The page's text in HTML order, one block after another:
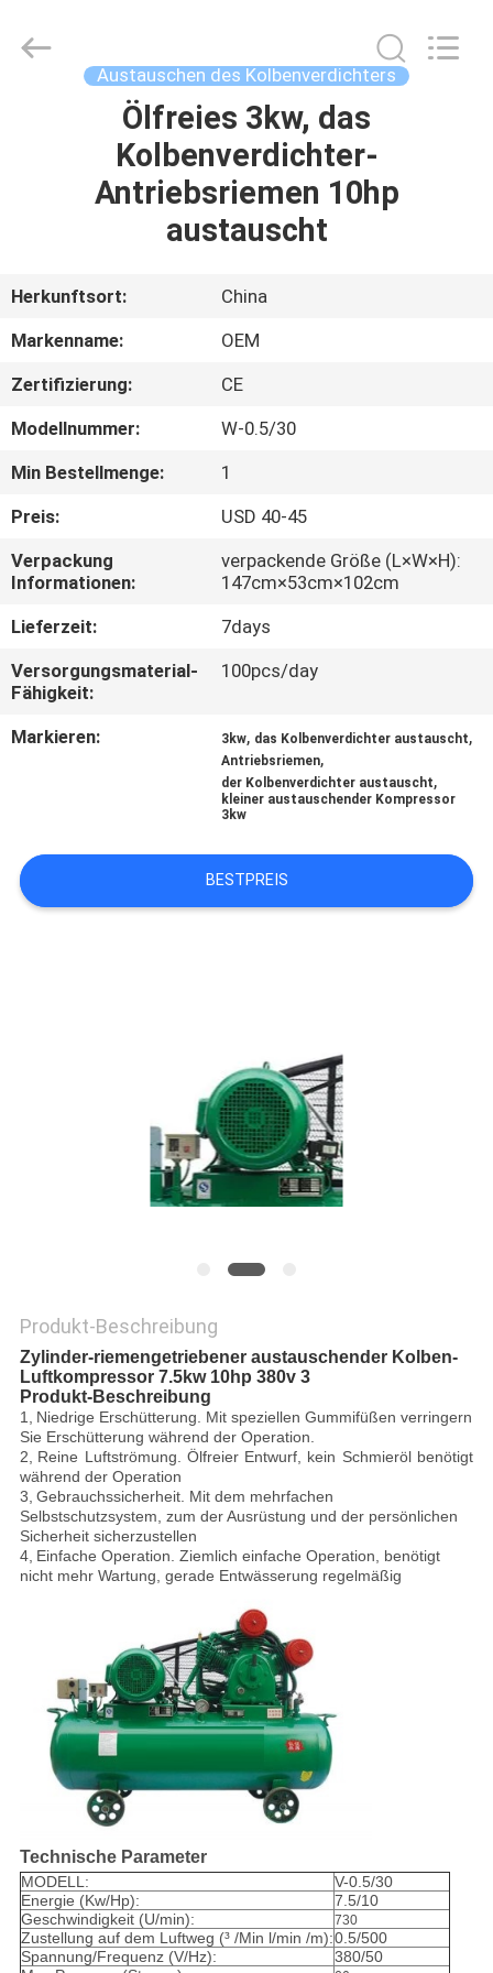
ÜBER
UNS
WERKSBESICHTIGUNG
QUALITÄTSKONTROLLE
KONTAKT
MIT
UNS
NEUIGKEITEN
RECHTSSACHEN
EIN
ANGEBOT
Austauschen des Kolbenverdichters
Ölfreies 3kw, das
Kolbenverdichter-
Antriebsriemen 10hp
austauscht
Herkunftsort:
China
Markenname:
OEM
Zertifizierung:
CE
Modellnummer:
W-0.5/30
Min Bestellmenge:
1
Preis:
USD 40-45
Verpackung
Informationen:
verpackende Größe (L×W×H):
147cm×53cm×102cm
Lieferzeit:
7days
Versorgungsmaterial-
Fähigkeit:
100pcs/day
Markieren: 3kw, das Kolbenverdichter austauscht,
Antriebsriemen,
der Kolbenverdichter austauscht,
kleiner austauschender Kompressor
3kw
BESTPREIS
Produkt-Beschreibung
Zylinder-riemengetriebener austauschender Kolben-
Luftkompressor 7.5kw 10hp 380v 3
Produkt-Beschreibung
1, Niedrige Erschütterung. Mit speziellen Gummifüßen verringern
Sie Erschütterung während der Operation.
2, Reine Luftströmung. Ölfreier Entwurf, kein Schmieröl benötigt
während der Operation
3, Gebrauchssicherheit. Mit dem mehrfachen
Selbstschutzsystem, zum der Ausrüstung und der persönlichen
Sicherheit sicherzustellen
4, Einfache Operation. Ziemlich einfache Operation, benötigt
nicht mehr Wartung, gerade Entwässerung regelmäßig
Technische Parameter
MODELL:
V-0.5/30
Energie (Kw/Hp):
7.5/10
Geschwindigkeit (U/min):
730
Zustellung auf dem Luftweg (³ /Min l/min /m):0.5/500
Spannung/Frequenz (V/Hz):
380/50